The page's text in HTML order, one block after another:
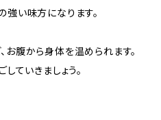
強い味方になります。
お腹から身体を温められます。
していきましょう。